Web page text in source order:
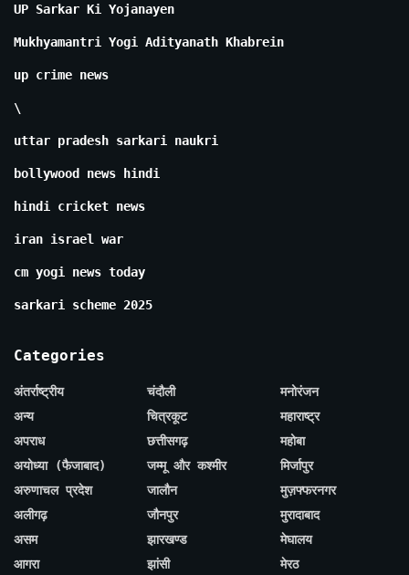
UP Sarkar Ki Yojanayen
Mukhyamantri Yogi Adityanath Khabrein
up crime news
\
uttar pradesh sarkari naukri
bollywood news hindi
hindi cricket news
iran israel war
cm yogi news today
sarkari scheme 2025
Categories
अंतर्राष्ट्रीय
अन्य
अपराध
अयोध्या (फैजाबाद)
अरुणाचल प्रदेश
अलीगढ़
असम
आगरा
चंदौली
चित्रकूट
छत्तीसगढ़
जम्मू और कश्मीर
जालौन
जौनपुर
झारखण्ड
झांसी
मनोरंजन
महाराष्ट्र
महोबा
मिर्जापुर
मुज़फ्फरनगर
मुरादाबाद
मेघालय
मेरठ